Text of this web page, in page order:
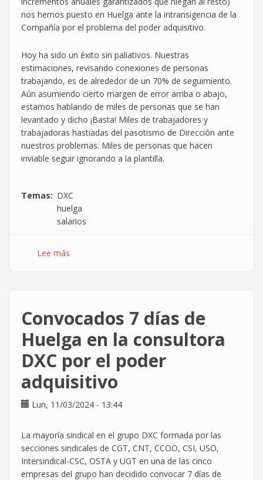
nos hemos puesto en Huelga ante la intransigencia de la
Compañía por el problema del poder adquisitivo.
Hoy ha sido un éxito sin paliativos. Nuestras
estimaciones, revisando conexiones de personas
trabajando, es de alrededor de un 70% de seguimiento.
Aún asumiendo cierto margen de error arriba o abajo,
estamos hablando de miles de personas que se han
levantado y dicho ¡Basta! Miles de trabajadores y
trabajadoras hastiadas del pasotismo de Dirección ante
nuestros problemas. Miles de personas que hacen
inviable seguir ignorando a la plantilla.
Temas
DXC
huelga
salarios
Lee más
La
ha
hablado
claro.
Convocados 7 días de
Huelga en la consultora
DXC por el poder
adquisitivo
Lun, 11/03/2024 - 13:44
La mayoría sindical en el grupo DXC formada por las
secciones sindicales de CGT, CNT, CCOO, CSI, USO,
Intersindical-CSC, OSTA y UGT en una de las cinco
empresas del grupo han decidido convocar 7 días de